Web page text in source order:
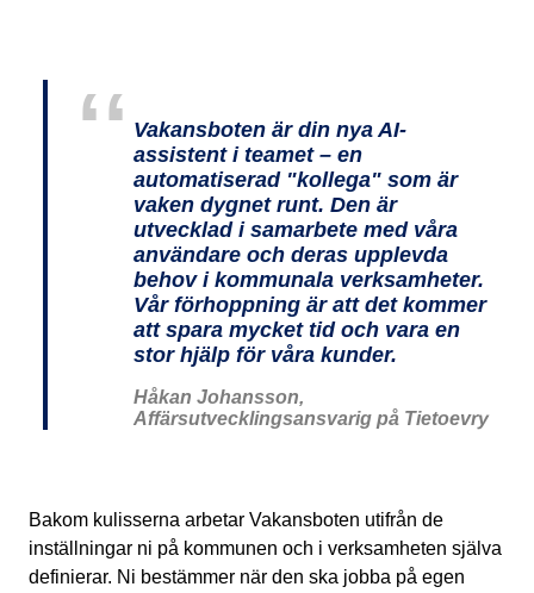
Vakansboten är din nya AI-
assistent i teamet – en
automatiserad "kollega" som är
vaken dygnet runt. Den är
utvecklad i samarbete med våra
användare och deras upplevda
behov i kommunala verksamheter.
Vår förhoppning är att det kommer
att spara mycket tid och vara en
stor hjälp för våra kunder.
Håkan Johansson,
Affärsutvecklingsansvarig på Tietoevry
Bakom kulisserna arbetar Vakansboten utifrån de
inställningar ni på kommunen och i verksamheten själva
definierar. Ni bestämmer när den ska jobba på egen